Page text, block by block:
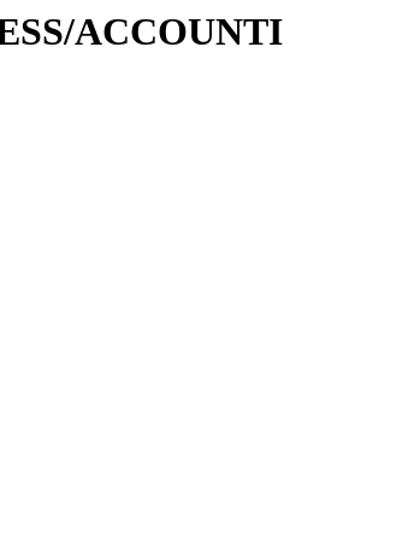
ACCOUNTI